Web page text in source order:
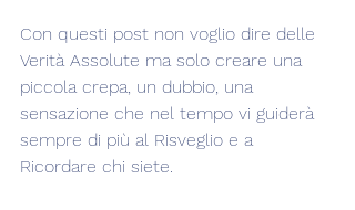
Con questi post non voglio dire delle
Verità Assolute ma solo creare una
piccola crepa, un dubbio, una
sensazione che nel tempo vi guiderà
sempre di più al Risveglio e a
Ricordare chi siete.